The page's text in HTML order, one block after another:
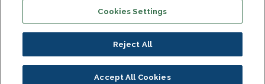
Pie de página Uruguay
Legal Note
Cookies Settings
Reject All
Accept All Cookies